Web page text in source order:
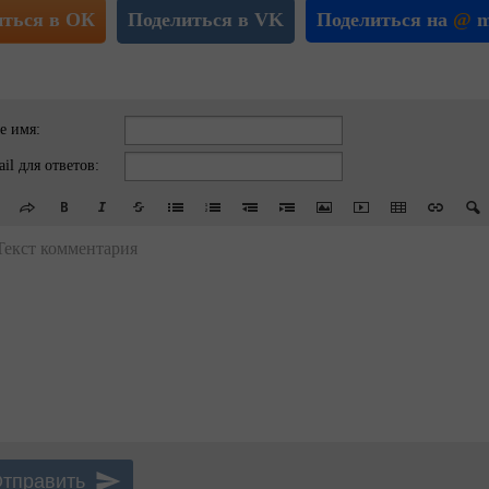
в ОК Поделиться в VK Поделиться на @
имя:
для ответов:
комментария